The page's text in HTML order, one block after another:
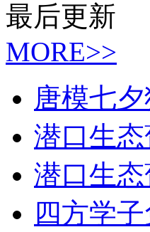
最后更新
MORE>>
唐模七
潜口生
潜口生
四方学